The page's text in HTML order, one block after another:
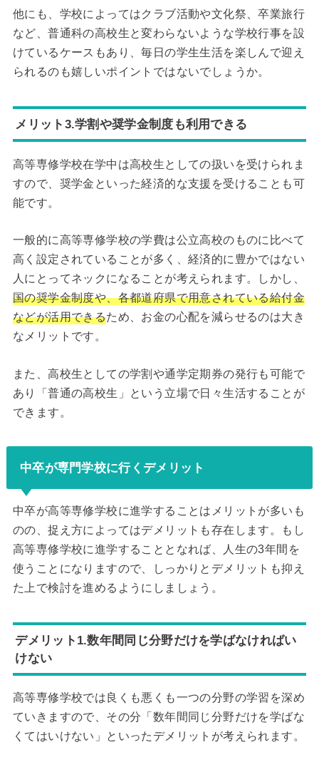
他にも、学校によってはクラブ活動や文化祭、卒業旅行
など、普通科の高校生と変わらないような学校行事を設
けているケースもあり、毎日の学生生活を楽しんで迎え
られるのも嬉しいポイントではないでしょうか。
メリット3.学割や奨学金制度も利用できる
高等専修学校在学中は高校生としての扱いを受けられま
すので、奨学金といった経済的な支援を受けることも可
能です。
一般的に高等専修学校の学費は公立高校のものに比べて
高く設定されていることが多く、経済的に豊かではない
人にとってネックになることが考えられます。しかし、
国の奨学金制度や、各都道府県で用意されている給付金
などが活用できるため、お金の心配を減らせるのは大き
なメリットです。
また、高校生としての学割や通学定期券の発行も可能で
あり「普通の高校生」という立場で日々生活することが
できます。
中卒が専門学校に行くデメリット
中卒が高等専修学校に進学することはメリットが多いも
のの、捉え方によってはデメリットも存在します。もし
高等専修学校に進学することとなれば、人生の3年間を
使うことになりますので、しっかりとデメリットも抑え
た上で検討を進めるようにしましょう。
デメリット1.数年間同じ分野だけを学ばなければい
けない
高等専修学校では良くも悪くも一つの分野の学習を深め
ていきますので、その分「数年間同じ分野だけを学ばな
くてはいけない」といったデメリットが考えられます。